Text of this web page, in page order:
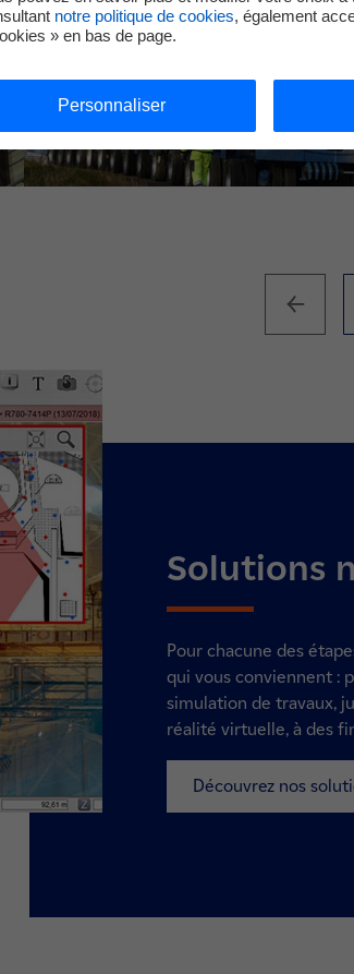
Solutions
Pour chacune des
qui vous conviennent :
simulation de travaux,
réalité virtuelle, à des
Découvrez nos
notre politique de cookies, également
» en bas de page.
Personnaliser